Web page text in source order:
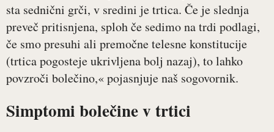
sta sednični grči, v sredini je trtica. Če je slednja
preveč pritisnjena, sploh če sedimo na trdi podlagi,
če smo presuhi ali premočne telesne konstitucije
(trtica pogosteje ukrivljena bolj nazaj), to lahko
povzroči bolečino,« pojasnjuje naš sogovornik.
Simptomi bolečine v trtici